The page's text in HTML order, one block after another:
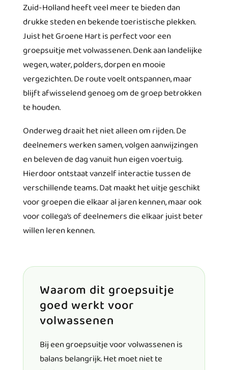
Zuid-Holland heeft veel meer te bieden dan
drukke steden en bekende toeristische plekken.
Juist het Groene Hart is perfect voor een
groepsuitje met volwassenen. Denk aan landelijke
wegen, water, polders, dorpen en mooie
vergezichten. De route voelt ontspannen, maar
blijft afwisselend genoeg om de groep betrokken
te houden.
Onderweg draait het niet alleen om rijden. De
deelnemers werken samen, volgen aanwijzingen
en beleven de dag vanuit hun eigen voertuig.
Hierdoor ontstaat vanzelf interactie tussen de
verschillende teams. Dat maakt het uitje geschikt
voor groepen die elkaar al jaren kennen, maar ook
voor collega’s of deelnemers die elkaar juist beter
willen leren kennen.
Waarom dit groepsuitje
goed werkt voor
volwassenen
Bij een groepsuitje voor volwassenen is
balans belangrijk. Het moet niet te